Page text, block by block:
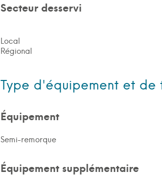
Secteur desservi
Local
Régional
Type d'équipement et de
Équipement
Semi-remorque
Équipement supplémentaire